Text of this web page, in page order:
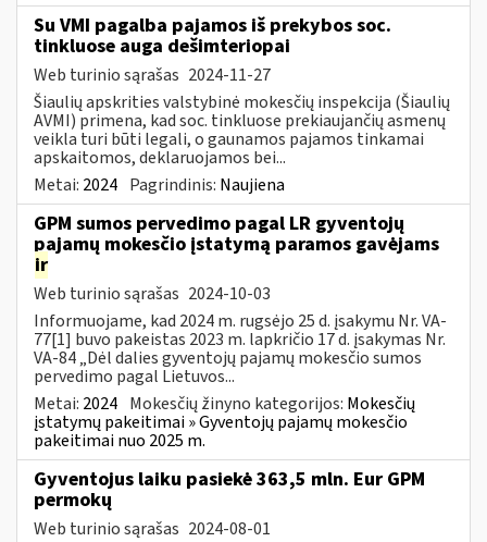
Su VMI pagalba pajamos iš prekybos soc.
tinkluose auga dešimteriopai
Web turinio sąrašas 2024-11-27
Šiaulių apskrities valstybinė mokesčių inspekcija (Šiaulių
AVMI) primena, kad soc. tinkluose prekiaujančių asmenų
veikla turi būti legali, o gaunamos pajamos tinkamai
apskaitomos, deklaruojamos bei...
Metai: 2024 Pagrindinis: Naujiena
GPM sumos pervedimo pagal LR gyventojų
pajamų mokesčio įstatymą paramos gavėjams
ir
Web turinio sąrašas 2024-10-03
Informuojame, kad 2024 m. rugsėjo 25 d. įsakymu Nr. VA-
77[1] buvo pakeistas 2023 m. lapkričio 17 d. įsakymas Nr.
VA-84 „Dėl dalies gyventojų pajamų mokesčio sumos
pervedimo pagal Lietuvos...
Metai: 2024 Mokesčių žinyno kategorijos: Mokesčių
įstatymų pakeitimai » Gyventojų pajamų mokesčio
pakeitimai nuo 2025 m.
Gyventojus laiku pasiekė 363,5 mln. Eur GPM
permokų
Web turinio sąrašas 2024-08-01